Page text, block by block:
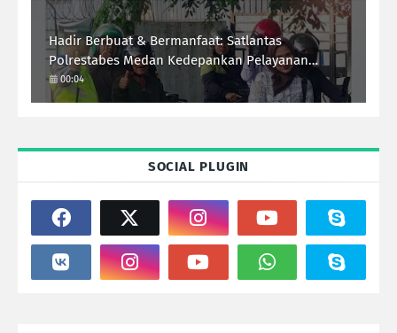
Hadir Berbuat & Bermanfaat: Satlantas
Polrestabes Medan Kedepankan Pelayanan
Humanis Demi Lalu Lintas Aman Tertib Lancar
00:04
SOCIAL PLUGIN